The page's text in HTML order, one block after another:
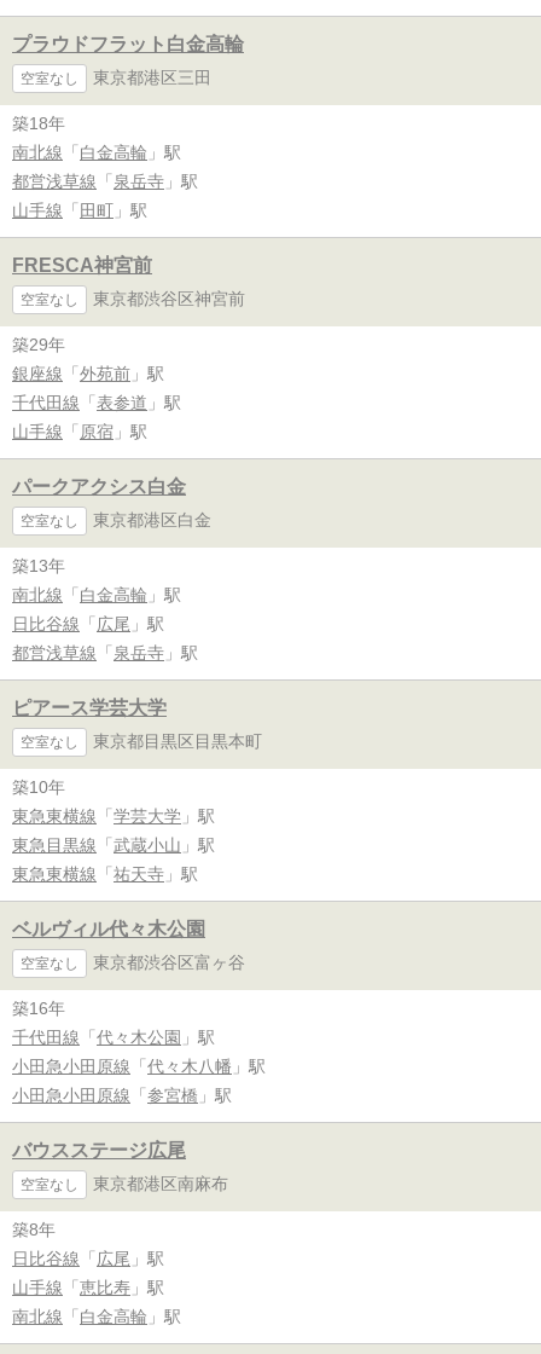
プラウドフラット白金高輪
空室なし 東京都港区三田
築18年
南北線 「 白金高輪 」駅
都営浅草線 「 泉岳寺 」駅
山手線 「 田町 」駅
FRESCA神宮前
空室なし 東京都渋谷区神宮前
築29年
銀座線 「 外苑前 」駅
千代田線 「 表参道 」駅
山手線 「 原宿 」駅
パークアクシス白金
空室なし 東京都港区白金
築13年
南北線 「 白金高輪 」駅
日比谷線 「 広尾 」駅
都営浅草線 「 泉岳寺 」駅
ピアース学芸大学
空室なし 東京都目黒区目黒本町
築10年
東急東横線 「 学芸大学 」駅
東急目黒線 「 武蔵小山 」駅
東急東横線 「 祐天寺 」駅
ベルヴィル代々木公園
空室なし 東京都渋谷区富ヶ谷
築16年
千代田線 「 代々木公園 」駅
小田急小田原線 「 代々木八幡 」駅
小田急小田原線 「 参宮橋 」駅
バウスステージ広尾
空室なし 東京都港区南麻布
築8年
日比谷線 「 広尾 」駅
山手線 「 恵比寿 」駅
南北線 「 白金高輪 」駅